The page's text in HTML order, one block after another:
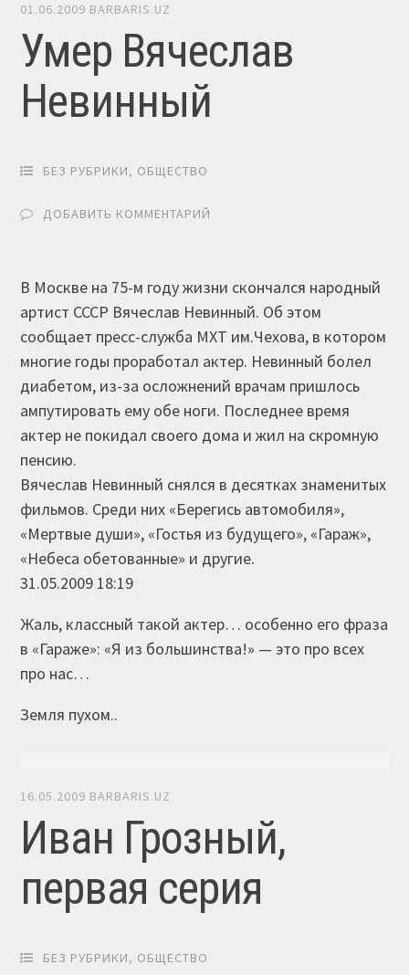
01.06.2009 BARBARIS.UZ
Умер Вячеслав
Невинный
БЕЗ РУБРИКИ, ОБЩЕСТВО
ДОБАВИТЬ КОММЕНТАРИЙ
В Москве на 75-м году жизни скончался народный
артист СССР Вячеслав Невинный. Об этом
сообщает пресс-служба МХТ им.Чехова, в котором
многие годы проработал актер. Невинный болел
диабетом, из-за осложнений врачам пришлось
ампутировать ему обе ноги. Последнее время
актер не покидал своего дома и жил на скромную
пенсию.
Вячеслав Невинный снялся в десятках знаменитых
фильмов. Среди них «Берегись автомобиля»,
«Мертвые души», «Гостья из будущего», «Гараж»,
«Небеса обетованные» и другие.
31.05.2009 18:19
Жаль, классный такой актер… особенно его фраза
в «Гараже»: «Я из большинства!» — это про всех
про нас…
Земля пухом..
16.05.2009 BARBARIS.UZ
Иван Грозный,
первая серия
БЕЗ РУБРИКИ, ОБЩЕСТВО